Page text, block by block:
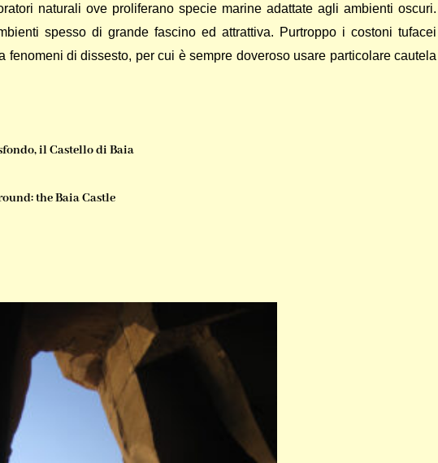
naturali ove proliferano specie marine adattate agli ambienti oscuri.
spesso di grande fascino ed attrattiva. Purtroppo i costoni tufacei
fenomeni di dissesto, per cui è sempre doveroso usare particolare cautela
il Castello di Baia
the Baia Castle